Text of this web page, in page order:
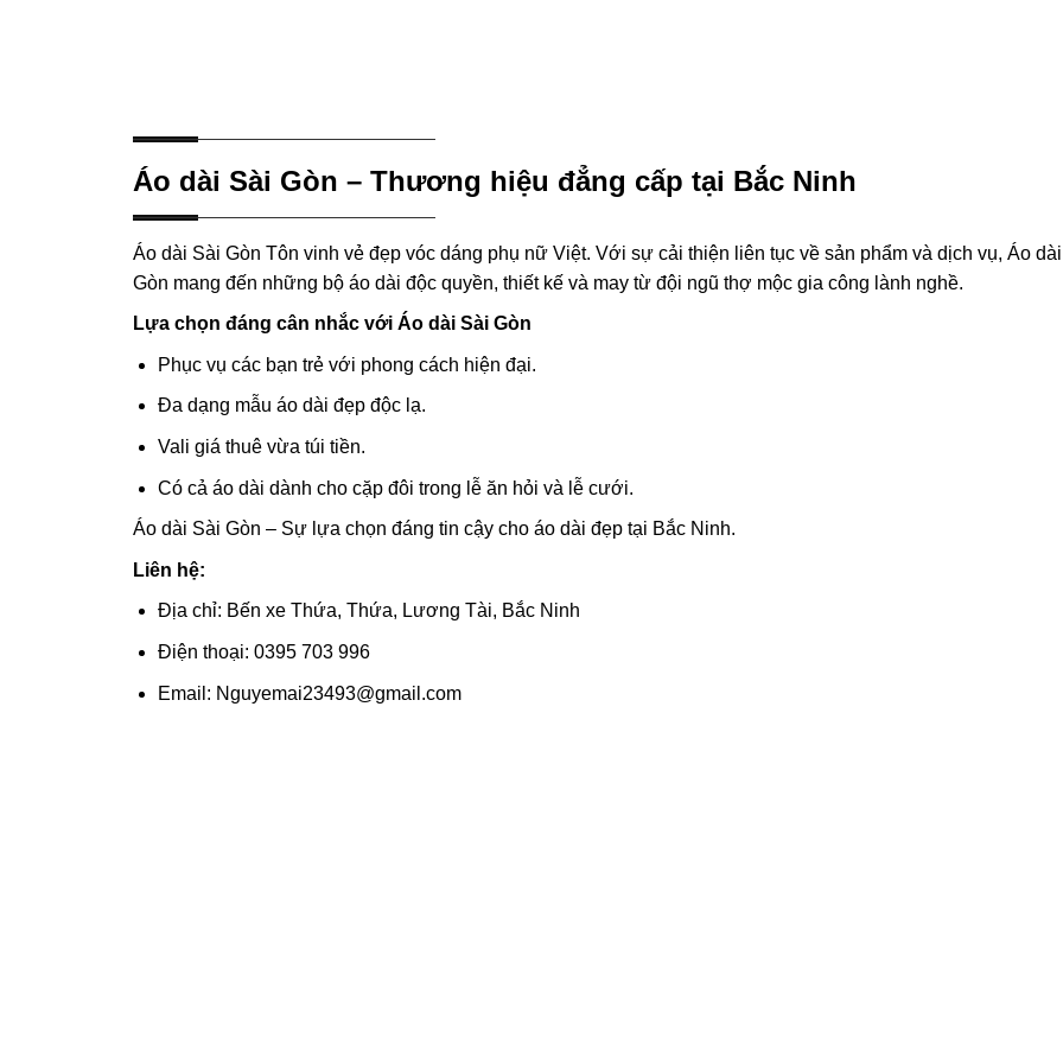
Áo dài Sài Gòn – Thương hiệu đẳng cấp tại Bắc Ninh
Áo dài Sài Gòn Tôn vinh vẻ đẹp vóc dáng phụ nữ Việt. Với sự cải thiện liên tục về sản phẩm và dịch vụ, Áo
Gòn mang đến những bộ áo dài độc quyền, thiết kế và may từ đội ngũ thợ mộc gia công lành nghề.
Lựa chọn đáng cân nhắc với Áo dài Sài Gòn
Phục vụ các bạn trẻ với phong cách hiện đại.
Đa dạng mẫu áo dài đẹp độc lạ.
Vali giá thuê vừa túi tiền.
Có cả áo dài dành cho cặp đôi trong lễ ăn hỏi và lễ cưới.
Áo dài Sài Gòn – Sự lựa chọn đáng tin cậy cho áo dài đẹp tại Bắc Ninh.
Liên hệ:
Địa chỉ: Bến xe Thứa, Thứa, Lương Tài, Bắc Ninh
Điện thoại: 0395 703 996
Email: Nguyemai23493@gmail.com